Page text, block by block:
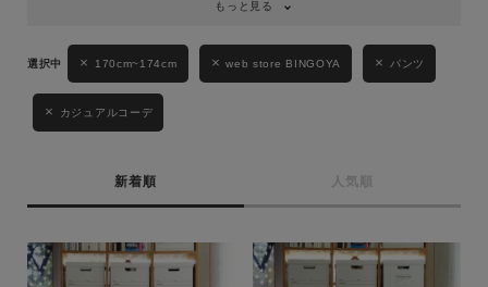
もっと見る
170cm~174cm web store BINGOYA パンツ
カジュアルコーデ
新着順 人気順